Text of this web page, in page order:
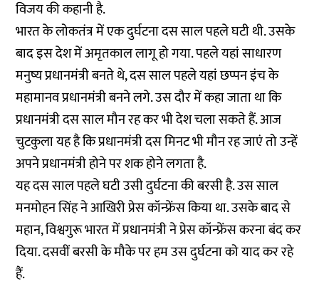
विजय की कहानी है.
भारत के लोकतंत्र में एक दुर्घटना दस साल पहले घटी थी. उसके
बाद इस देश में अमृतकाल लागू हो गया. पहले यहां साधारण
मनुष्य प्रधानमंत्री बनते थे, दस साल पहले यहां छप्पन इंच के
महामानव प्रधानमंत्री बनने लगे. उस दौर में कहा जाता था कि
प्रधानमंत्री दस साल मौन रह कर भी देश चला सकते हैं. आज
चुटकुला यह है कि प्रधानमंत्री दस मिनट भी मौन रह जाएं तो उन्हें
अपने प्रधानमंत्री होने पर शक होने लगता है.
यह दस साल पहले घटी उसी दुर्घटना की बरसी है. उस साल
मनमोहन सिंह ने आखिरी प्रेस कॉन्फ्रेंस किया था. उसके बाद से
महान, विश्वगुरू भारत में प्रधानमंत्री ने प्रेस कॉन्फ्रेंस करना बंद कर
दिया. दसवीं बरसी के मौके पर हम उस दुर्घटना को याद कर रहे
हैं.